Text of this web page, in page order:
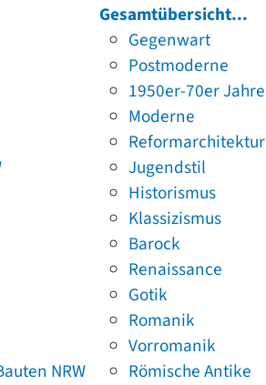
NRW
Gesamtübersicht...
Gegenwart
Postmoderne
1950er-70er Jahre
Moderne
Reformarchitektur
Jugendstil
Historismus
Klassizismus
Barock
Renaissance
Gotik
Romanik
Vorromanik
Römische Antike